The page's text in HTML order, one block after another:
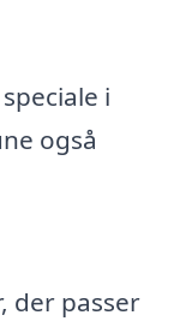
i
også
der passer